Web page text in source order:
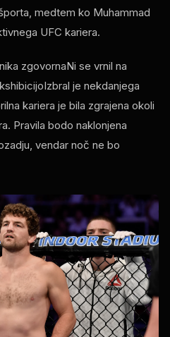
medtem ko Muhammad
UFC kariera.
zgovornaNi se vrnil na
je nekdanjega
kariera je bila zgrajena okoli
Pravila bodo naklonjena
vendar noč ne bo